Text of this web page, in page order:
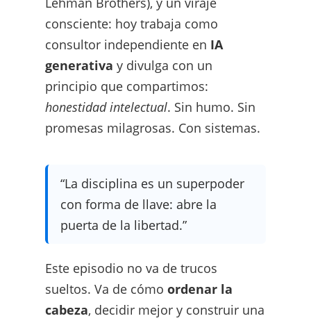
consciente: hoy trabaja como
consultor independiente en IA
generativa y divulga con un
principio que compartimos:
honestidad intelectual. Sin humo. Sin
promesas milagrosas. Con sistemas.
“La disciplina es un superpoder
con forma de llave: abre la
puerta de la libertad.”
Este episodio no va de trucos
sueltos. Va de cómo ordenar la
cabeza, decidir mejor y construir una